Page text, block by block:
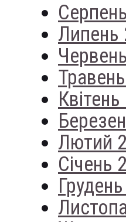
Липень
Лютий
Січень